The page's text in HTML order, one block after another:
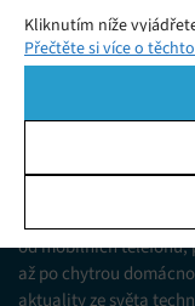
Kliknutím níže
podrobnější
pomocí přepínačů v
Spravovat souhlas ve
Ukládání a/nebo
publiku
různých zdrojů.
Přečtěte si více o
Jsme web zajímající
od mobilních telefonů,
až po chytrou
aktuality ze světa